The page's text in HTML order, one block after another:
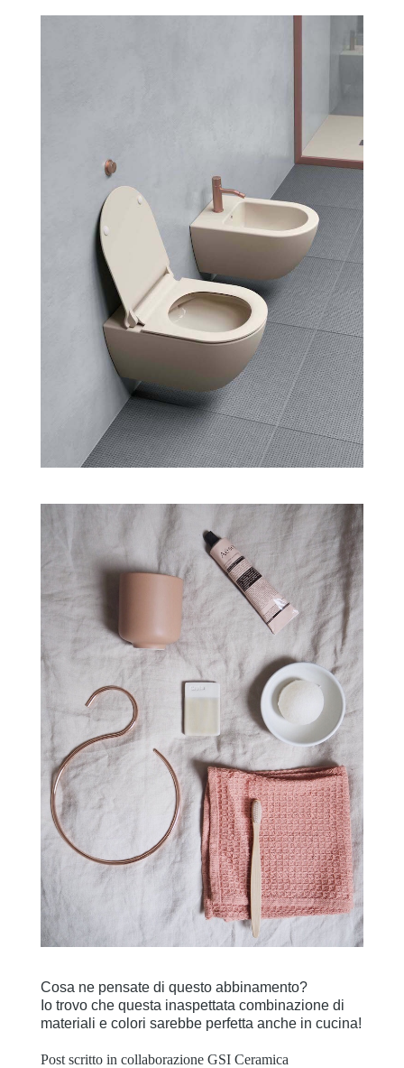
Cosa ne pensate di questo abbinamento?
Io trovo che questa inaspettata combinazione di
materiali e colori sarebbe perfetta anche in cucina!
Post scritto in collaborazione GSI Ceramica